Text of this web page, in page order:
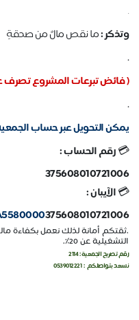
.
وتذكر :ما نقص مالٌ من صدقةٍ
.
( فائض تبرعات المشروع
.
يمكن التحويل عبر حساب
💳رقم الحساب :
375608010721006
💳الآيبان :
375608010721006
.ثقتكم أمانة لذلك نعمل بكفاءة
التشغيلية عن 20٪.
رقم تصريح الجمعية : 2114
نسعد بتواصلكم : 0539012221